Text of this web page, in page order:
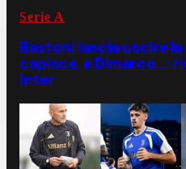
Serie A
Bastoni lascia uscire
capisce, e Dimarco...:
Inter